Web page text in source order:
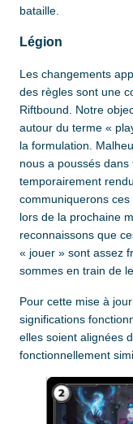
bataille.
Légion
Les changements
des règles sont une
Riftbound. Notre
autour du terme «
la formulation.
nous a poussés
temporairement
communiquerons
lors de la prochaine
reconnaissons que
« jouer » sont assez
sommes en train de
Pour cette mise à
significations
elles soient alignées
fonctionnellement